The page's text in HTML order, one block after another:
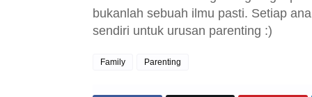
bukanlah sebuah ilmu pasti. Setiap
sendiri untuk urusan parenting :)
Family Parenting